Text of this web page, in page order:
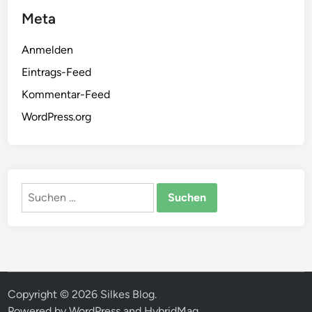
Meta
Anmelden
Eintrags-Feed
Kommentar-Feed
WordPress.org
Suchen
Copyright © 2026 Silkes Blog.